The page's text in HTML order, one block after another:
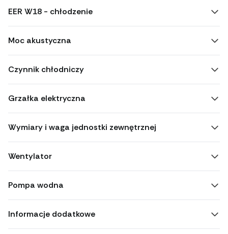
EER W18 - chłodzenie
Moc akustyczna
Czynnik chłodniczy
Grzałka elektryczna
Wymiary i waga jednostki zewnętrznej
Wentylator
Pompa wodna
Informacje dodatkowe